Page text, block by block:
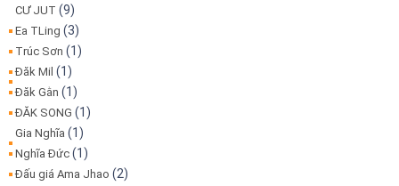
CƯ JUT (9)
Ea TLing (3)
Trúc Sơn (1)
Đăk Mil (1)
Đăk Gằn (1)
ĐĂK SONG (1)
Gia Nghĩa (1)
Nghĩa Đức (1)
Đấu giá Ama Jhao (2)